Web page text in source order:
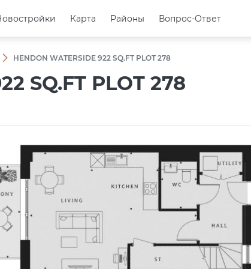
Карта Районы Вопрос-Ответ
Карта Районы Вопрос-Ответ
HENDON WATERSIDE 922 SQ.FT PLOT 278
SQ.FT PLOT 278